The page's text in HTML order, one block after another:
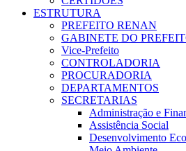
ESTRUTURA
PREFEITO RENAN
GABINETE DO
Vice-Prefeito
CONTROLADORIA
PROCURADORIA
DEPARTAMENTOS
SECRETARIAS
Administração e
Assistência Social
Desenvolvimento